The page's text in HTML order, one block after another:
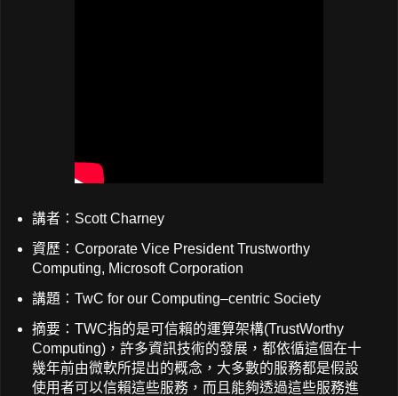
講者：Scott Charney
資歷：Corporate Vice President Trustworthy
Computing, Microsoft Corporation
講題：TwC for our Computing–centric Society
摘要：TWC指的是可信賴的運算架構(TrustWorthy
Computing)，許多資訊技術的發展，都依循這個在十
幾年前由微軟所提出的概念，大多數的服務都是假設
使用者可以信賴這些服務，而且能夠透過這些服務進